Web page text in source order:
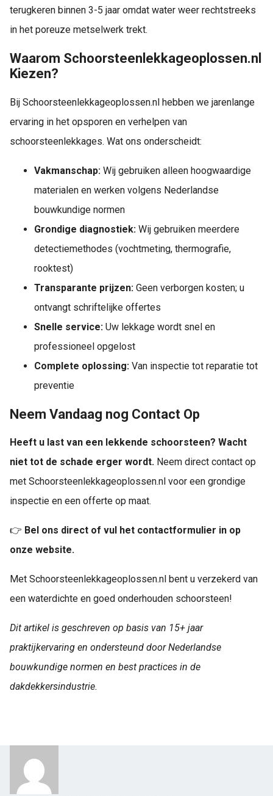
terugkeren binnen 3-5 jaar omdat water weer rechtstreeks
in het poreuze metselwerk trekt.
Waarom Schoorsteenlekkageoplossen.nl
Kiezen?
Bij Schoorsteenlekkageoplossen.nl hebben we jarenlange
ervaring in het opsporen en verhelpen van
schoorsteenlekkages. Wat ons onderscheidt:
Vakmanschap: Wij gebruiken alleen hoogwaardige
materialen en werken volgens Nederlandse
bouwkundige normen
Grondige diagnostiek: Wij gebruiken meerdere
detectiemethodes (vochtmeting, thermografie,
rooktest)
Transparante prijzen: Geen verborgen kosten; u
ontvangt schriftelijke offertes
Snelle service: Uw lekkage wordt snel en
professioneel opgelost
Complete oplossing: Van inspectie tot reparatie tot
preventie
Neem Vandaag nog Contact Op
Heeft u last van een lekkende schoorsteen? Wacht
niet tot de schade erger wordt. Neem direct contact op
met Schoorsteenlekkageoplossen.nl voor een grondige
inspectie en een offerte op maat.
👉 Bel ons direct of vul het contactformulier in op
onze website.
Met Schoorsteenlekkageoplossen.nl bent u verzekerd van
een waterdichte en goed onderhouden schoorsteen!
Dit artikel is geschreven op basis van 15+ jaar
praktijkervaring en ondersteund door Nederlandse
bouwkundige normen en best practices in de
dakdekkersindustrie.